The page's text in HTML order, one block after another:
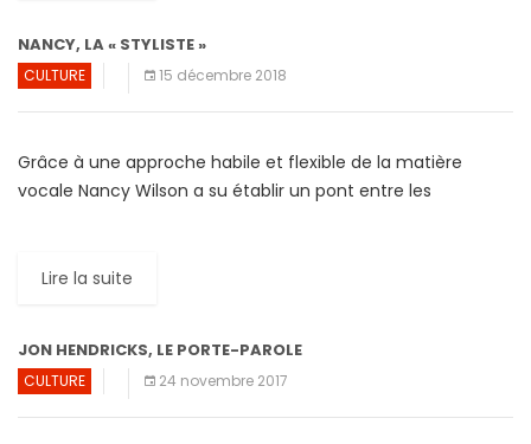
NANCY, LA « STYLISTE »
CULTURE 15 décembre 2018
Grâce à une approche habile et flexible de la matière
vocale Nancy Wilson a su établir un pont entre les
Lire la suite
JON HENDRICKS, LE PORTE-PAROLE
CULTURE 24 novembre 2017